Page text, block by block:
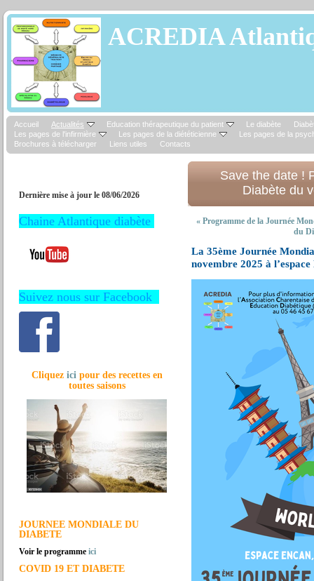
ACREDIA
Accueil Actualités Education thérapeutique du patient Le diabète
Les pages de l'infirmière
Les pages de la diététicienne
Les pages de la
Brochures à télécharger
Liens utiles Contacts
Dernière mise à jour le 08/06/2026
Chaine Atlantique diabète
Suivez nous sur Facebook
Cliquez ici pour des recettes en
toutes saisons
JOURNEE MONDIALE DU
DIABETE
Voir le programme ici
COVID 19 ET DIABETE
Save the date !
Diabète du
« Programme de la Journée
du
La 35ème Journée
novembre 2025 à